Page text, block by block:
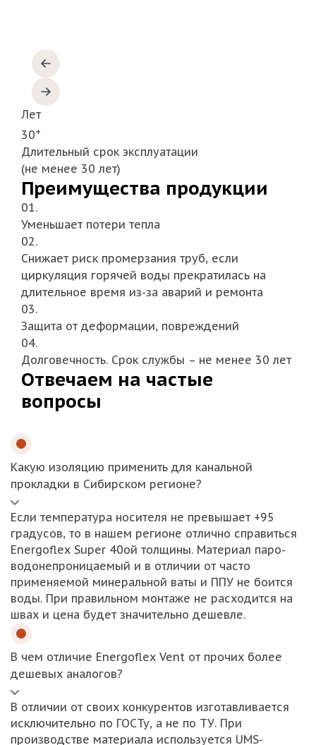
Лет
30+
Длительный срок эксплуатации
(не менее 30 лет)
Преимущества продукции
01.
Уменьшает потери тепла
02.
Снижает риск промерзания труб, если
циркуляция горячей воды прекратилась на
длительное время из-за аварий и ремонта
03.
Защита от деформации, повреждений
04.
Долговечность. Срок службы – не менее 30 лет
Отвечаем на частые
вопросы
Какую изоляцию применить для канальной
прокладки в Сибирском регионе?
Если температура носителя не превышает +95
градусов, то в нашем регионе отлично справиться
Energoflex Super 40ой толщины. Материал паро-
водонепроницаемый и в отличии от часто
применяемой минеральной ваты и ППУ не боится
воды. При правильном монтаже не расходится на
швах и цена будет значительно дешевле.
В чем отличие Energoflex Vent от прочих более
дешевых аналогов?
В отличии от своих конкурентов изготавливается
исключительно по ГОСТу, а не по ТУ. При
производстве материала используется UMS-